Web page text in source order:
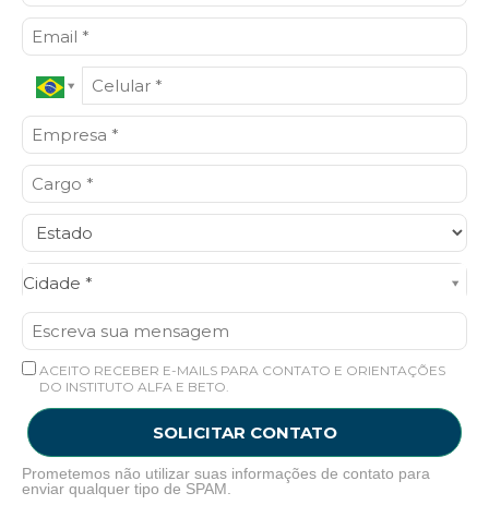
Cidade *
Cidade*
ACEITO RECEBER E-MAILS PARA CONTATO E ORIENTAÇÕES
DO INSTITUTO ALFA E BETO.
SOLICITAR CONTATO
Prometemos não utilizar suas informações de contato para
enviar qualquer tipo de SPAM.